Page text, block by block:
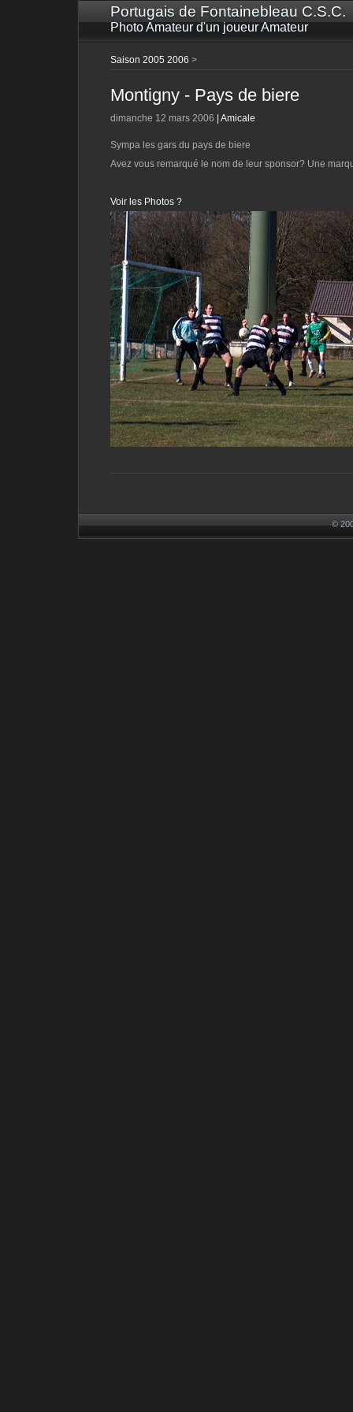
Portugais de Fontainebleau C.S.C.
Photo Amateur d'un joueur Amateur
Saison 2005 2006 >
Montigny - Pays de biere
dimanche 12 mars 2006 Amicale
Sympa les gars du pays de biere
Avez vous remarqué le nom de leur sponsor? Une
Voir les Photos ?
©